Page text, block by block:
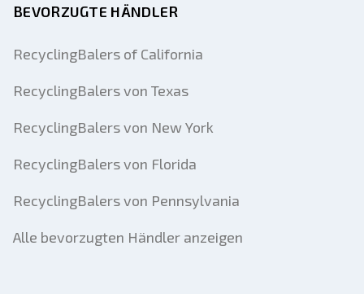
BEVORZUGTE HÄNDLER
RecyclingBalers of California
RecyclingBalers von Texas
RecyclingBalers von New York
RecyclingBalers von Florida
RecyclingBalers von Pennsylvania
Alle bevorzugten Händler anzeigen